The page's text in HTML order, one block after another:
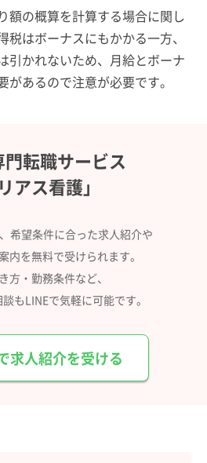
額の概算を計算する場合に関し
はボーナスにもかかる一方、
引かれないため、月給とボーナ
があるので注意が必要です。
転職サービス
アス看護」
希望条件に合った求人紹介や
内を無料で受けられます。
方・勤務条件など、
もLINEで気軽に可能です。
求人紹介を受ける